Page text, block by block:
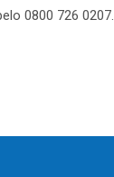
0800 726 0207.